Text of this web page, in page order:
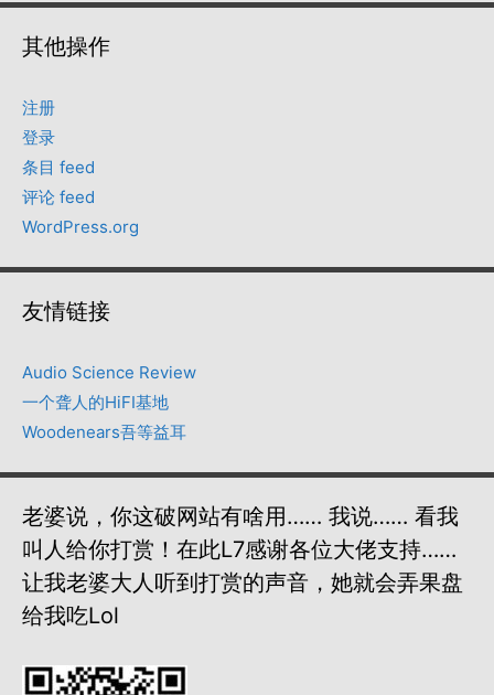
其他操作
注册
登录
条目 feed
评论 feed
WordPress.org
友情链接
Audio Science Review
一个聋人的HiFI基地
Woodenears吾等益耳
老婆说，你这破网站有啥用…… 我说…… 看我
叫人给你打赏！在此L7感谢各位大佬支持……
让我老婆大人听到打赏的声音，她就会弄果盘
给我吃lol